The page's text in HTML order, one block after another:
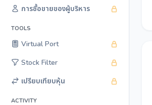
การซื้อขายของผู้บริหาร
TOOLS
Virtual Port
Stock Filter
เปรียบเทียบหุ้น
ACTIVITY